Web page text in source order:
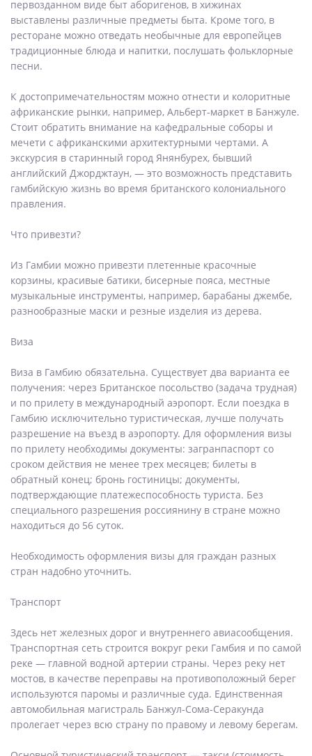
первозданном виде быт аборигенов, в хижинах
выставлены различные предметы быта. Кроме того, в
ресторане можно отведать необычные для европейцев
традиционные блюда и напитки, послушать фольклорные
песни.
К достопримечательностям можно отнести и колоритные
африканские рынки, например, Альберт-маркет в Банжуле.
Стоит обратить внимание на кафедральные соборы и
мечети с африканскими архитектурными чертами. А
экскурсия в старинный город Янянбурех, бывший
английский Джорджтаун, — это возможность представить
гамбийскую жизнь во время британского колониального
правления.
Что привезти?
Из Гамбии можно привезти плетенные красочные
корзины, красивые батики, бисерные пояса, местные
музыкальные инструменты, например, барабаны джембе,
разнообразные маски и резные изделия из дерева.
Виза
Виза в Гамбию обязательна. Существует два варианта ее
получения: через Британское посольство (задача трудная)
и по прилету в международный аэропорт. Если поездка в
Гамбию исключительно туристическая, лучше получать
разрешение на въезд в аэропорту. Для оформления визы
по прилету необходимы документы: загранпаспорт со
сроком действия не менее трех месяцев; билеты в
обратный конец; бронь гостиницы; документы,
подтверждающие платежеспособность туриста. Без
специального разрешения россиянину в стране можно
находиться до 56 суток.
Необходимость оформления визы для граждан разных
стран надобно уточнить.
Транспорт
Здесь нет железных дорог и внутреннего авиасообщения.
Транспортная сеть строится вокруг реки Гамбия и по самой
реке — главной водной артерии страны. Через реку нет
мостов, в качестве переправы на противоположный берег
используются паромы и различные суда. Единственная
автомобильная магистраль Банжул-Сома-Серакунда
пролегает через всю страну по правому и левому берегам.